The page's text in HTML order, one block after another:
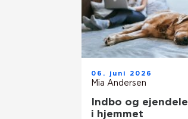
06. juni 2026
Mia Andersen
Indbo og ejendele
i hjemmet